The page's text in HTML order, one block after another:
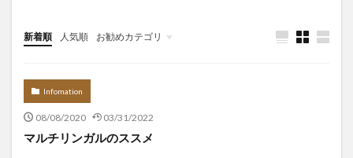
新着順 人気順 お勧めカテゴリ
Infomation
Infomation
08/08/2020 03/31/2022
マルチリンガルのススメ
検索